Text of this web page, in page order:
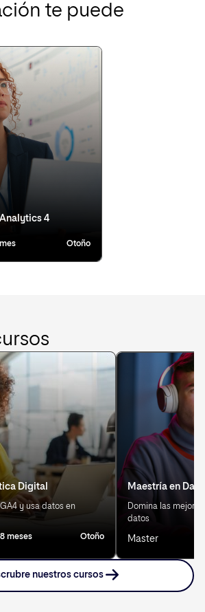
te puede
4
Otoño
Digital
y usa datos en
8 meses Otoño
Maestría en
Domina las
datos
Master
nuestros cursos